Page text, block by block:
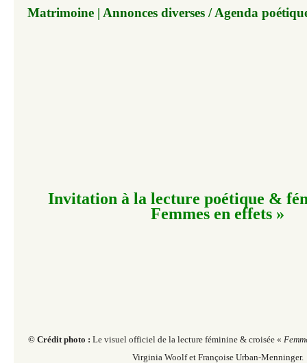
Matrimoine | Annonces diverses / Agenda
Invitation à la lecture poétique &
Femmes en effets »
© Crédit photo : Le visuel officiel de la lecture féminine & croisée «
Virginia Woolf et Françoise Urban-Menninger.